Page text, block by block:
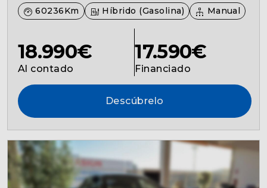
60236Km Híbrido (Gasolina) Manual
18.990€
Al contado
17.590€
Financiado
Descúbrelo